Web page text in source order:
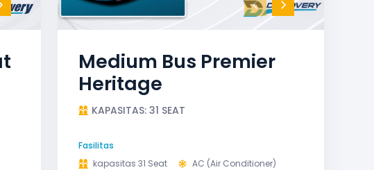
Medium Bus Premier
Heritage
KAPASITAS: 31 SEAT
Fasilitas
kapasitas 31 Seat
AC (Air Conditioner)